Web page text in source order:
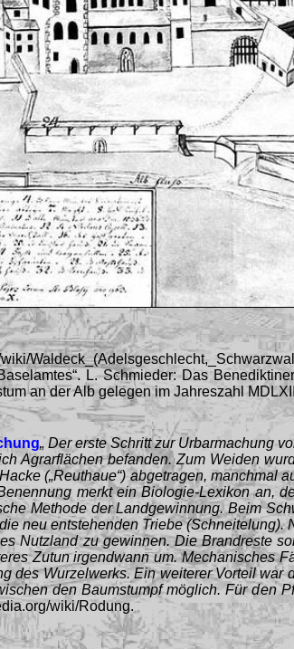
L. Schmieder: Das
an der Alb gelegen im Jahreszahl
„ Der erste Schritt zur Urbarmachung
Agrarflächen befanden. Zum Weiden
(„Reuthaue“) abgetragen,
merkt ein Biologie-Lexikon an,
Methode der Landgewinnung. Beim
neu entstehenden Triebe
Nutzland zu gewinnen. Die Brandreste
Zutun irgendwann um. Mechanisches
des Wurzelwerks. Ein weiterer Vorteil
den Baumstumpf möglich. Für den
wiki/Rodung.